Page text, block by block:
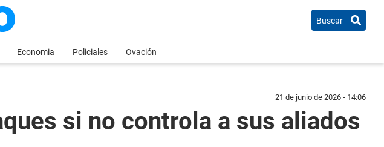
Buscar
Economia Policiales Ovación
21 de junio de 2026 - 14:06
si no controla a sus aliados